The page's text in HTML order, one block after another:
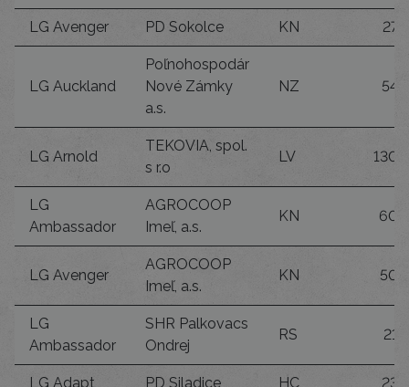
LG Avenger PD Sokolce KN 27
LG Auckland
Poľnohospodár
Nové Zámky
a.s.
NZ 54
LG Arnold
TEKOVIA, spol.
s r.o
LV 130
LG
Ambassador
AGROCOOP
Imeľ, a.s.
KN 60
LG Avenger
AGROCOOP
Imeľ, a.s.
KN 50
LG
Ambassador
SHR Palkovacs
Ondrej
RS 21
LG Adapt PD Siladice HC 23